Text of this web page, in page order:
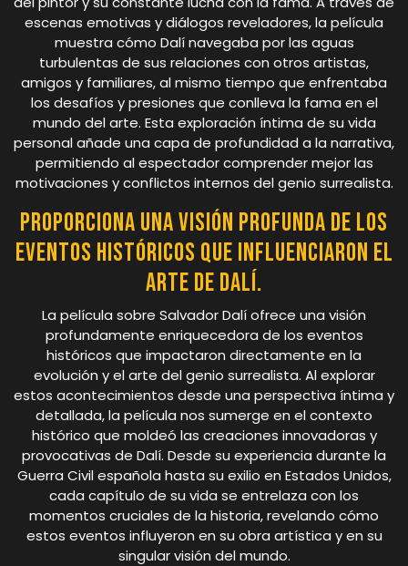
escenas emotivas y diálogos reveladores, la película
muestra cómo Dalí navegaba por las aguas
turbulentas de sus relaciones con otros artistas,
amigos y familiares, al mismo tiempo que enfrentaba
los desafíos y presiones que conlleva la fama en el
mundo del arte. Esta exploración íntima de su vida
personal añade una capa de profundidad a la narrativa,
permitiendo al espectador comprender mejor las
motivaciones y conflictos internos del genio surrealista.
Proporciona una visión profunda de los
eventos históricos que influenciaron el
arte de Dalí.
La película sobre Salvador Dalí ofrece una visión
profundamente enriquecedora de los eventos
históricos que impactaron directamente en la
evolución y el arte del genio surrealista. Al explorar
estos acontecimientos desde una perspectiva íntima y
detallada, la película nos sumerge en el contexto
histórico que moldeó las creaciones innovadoras y
provocativas de Dalí. Desde su experiencia durante la
Guerra Civil española hasta su exilio en Estados Unidos,
cada capítulo de su vida se entrelaza con los
momentos cruciales de la historia, revelando cómo
estos eventos influyeron en su obra artística y en su
singular visión del mundo.